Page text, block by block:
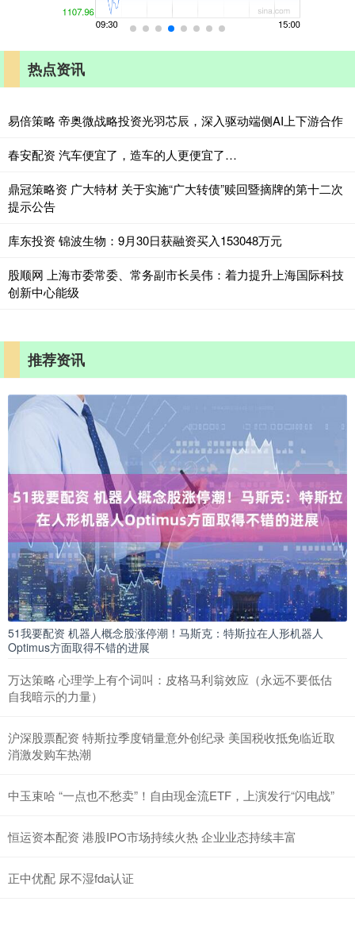
热点资讯
易倍策略 帝奥微战略投资光羽芯辰，深入驱动端侧AI上下游合作
春安配资 汽车便宜了，造车的人更便宜了…
鼎冠策略资 广大特材 关于实施“广大转债”赎回暨摘牌的第十二次
提示公告
库东投资 锦波生物：9月30日获融资买入153048万元
股顺网 上海市委常委、常务副市长吴伟：着力提升上海国际科技
创新中心能级
推荐资讯
51我要配资 机器人概念股涨停潮！马斯克：特斯拉在人形机器人
Optimus方面取得不错的进展
万达策略 心理学上有个词叫：皮格马利翁效应（永远不要低估
自我暗示的力量）
沪深股票配资 特斯拉季度销量意外创纪录 美国税收抵免临近取
消激发购车热潮
中玉束哈 “一点也不愁卖”！自由现金流ETF，上演发行“闪电战”
恒运资本配资 港股IPO市场持续火热 企业业态持续丰富
正中优配 尿不湿fda认证